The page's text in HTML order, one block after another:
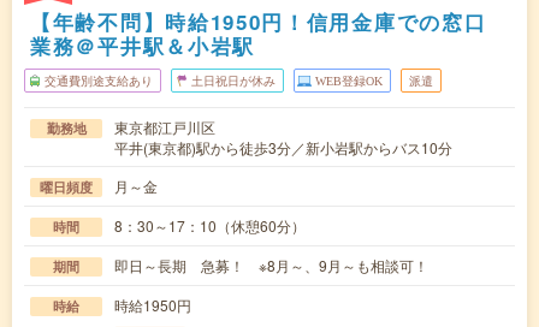
【年齢不問】時給1950円！信用金庫での窓口
業務＠平井駅＆小岩駅
交通費別途支給あり 土日祝日が休み WEB登録OK 派遣
勤務地
東京都江戸川区
平井(東京都)駅から徒歩3分／新小岩駅からバス10分
曜日頻度 月～金
時間 8：30～17：10（休憩60分）
期間 即日～長期 急募！ ※8月～、9月～も相談可！
時給 時給1950円